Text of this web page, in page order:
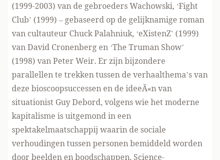
(1999-2003) van de gebroeders Wachowski, ‘Fight
Club’ (1999) – gebaseerd op de gelijknamige roman
van cultauteur Chuck Palahniuk, ‘eXistenZ’ (1999)
van David Cronenberg en ‘The Truman Show’
(1998) van Peter Weir. Er zijn bijzondere
parallellen te trekken tussen de verhaalthema’s van
deze bioscoopsuccessen en de ideeÃ«n van
situationist Guy Debord, volgens wie het moderne
kapitalisme is uitgemond in een
spektakelmaatschappij waarin de sociale
verhoudingen tussen personen bemiddeld worden
door beelden en boodschappen. Science-